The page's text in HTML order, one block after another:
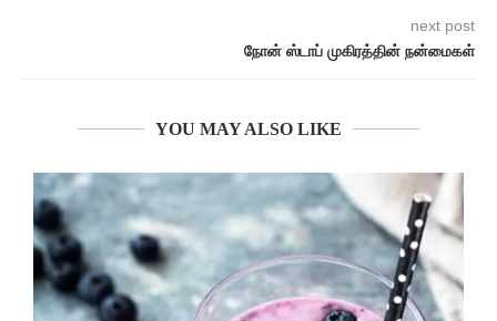
next post
நோன் ஸ்டாப் முகிரத்தின் நன்மைகள்
YOU MAY ALSO LIKE